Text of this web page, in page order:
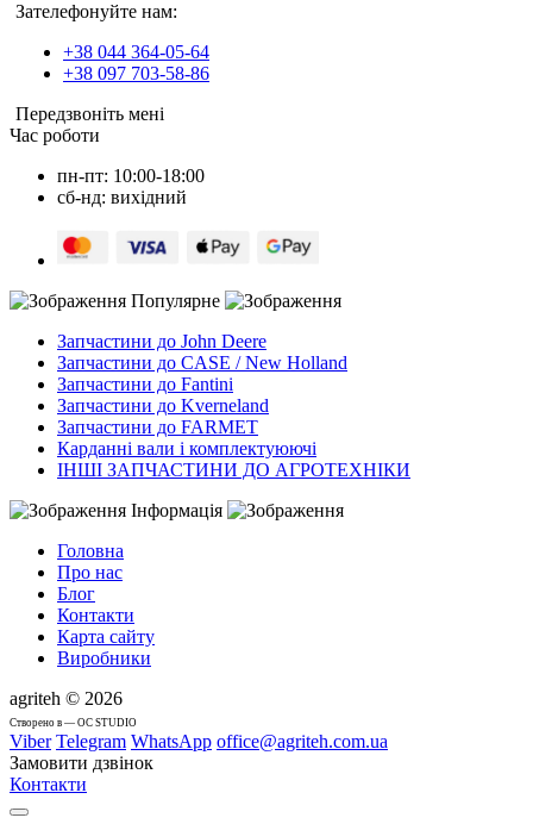
Зателефонуйте нам:
+38 044 364-05-64
+38 097 703-58-86
Передзвоніть мені
Час роботи
пн-пт: 10:00-18:00
сб-нд: вихідний
Популярне
Запчастини до John Deere
Запчастини до CASE / New Holland
Запчастини до Fantini
Запчастини до Kverneland
Запчастини до FARMET
Карданні вали і комплектуюючі
ІНШІ ЗАПЧАСТИНИ ДО АГРОТЕХНІКИ
Інформація
Головна
Про нас
Блог
Контакти
Карта сайту
Виробники
agriteh © 2026
Cтворено в — OC STUDIO
Viber Telegram WhatsApp office@agriteh.com.ua
Замовити дзвінок
Контакти